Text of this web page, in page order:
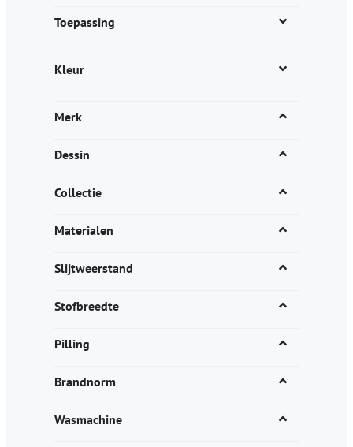
Toepassing
Kleur
Merk
Dessin
Collectie
Materialen
Slijtweerstand
Stofbreedte
Pilling
Brandnorm
Wasmachine